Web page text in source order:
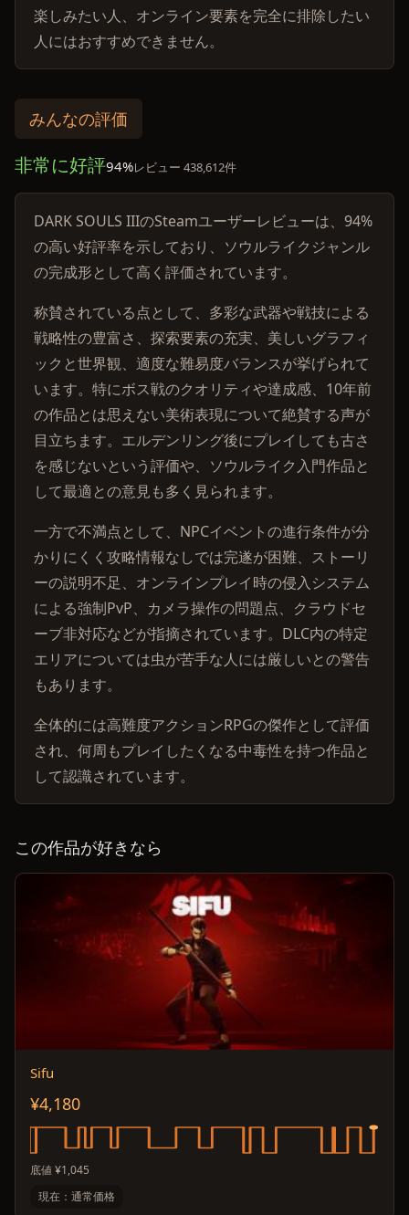
楽しみたい人、オンライン要素を完全に排除したい
人にはおすすめできません。
みんなの評価
非常に好評94%レビュー 438,612件
DARK SOULS IIIのSteamユーザーレビューは、94%
の高い好評率を示しており、ソウルライクジャンル
の完成形として高く評価されています。
称賛されている点として、多彩な武器や戦技による
戦略性の豊富さ、探索要素の充実、美しいグラフィ
ックと世界観、適度な難易度バランスが挙げられて
います。特にボス戦のクオリティや達成感、10年前
の作品とは思えない美術表現について絶賛する声が
目立ちます。エルデンリング後にプレイしても古さ
を感じないという評価や、ソウルライク入門作品と
して最適との意見も多く見られます。
一方で不満点として、NPCイベントの進行条件が分
かりにくく攻略情報なしでは完遂が困難、ストーリ
ーの説明不足、オンラインプレイ時の侵入システム
による強制PvP、カメラ操作の問題点、クラウドセ
ーブ非対応などが指摘されています。DLC内の特定
エリアについては虫が苦手な人には厳しいとの警告
もあります。
全体的には高難度アクションRPGの傑作として評価
され、何周もプレイしたくなる中毒性を持つ作品と
して認識されています。
この作品が好きなら
Sifu
¥4,180
底値 ¥1,045
現在：通常価格